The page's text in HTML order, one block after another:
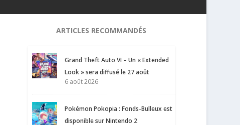
ARTICLES RECOMMANDÉS
Grand Theft Auto VI – Un « Extended
Look » sera diffusé le 27 août
6 août 2026
Pokémon Pokopia : Fonds-Bulleux est
disponible sur Nintendo 2